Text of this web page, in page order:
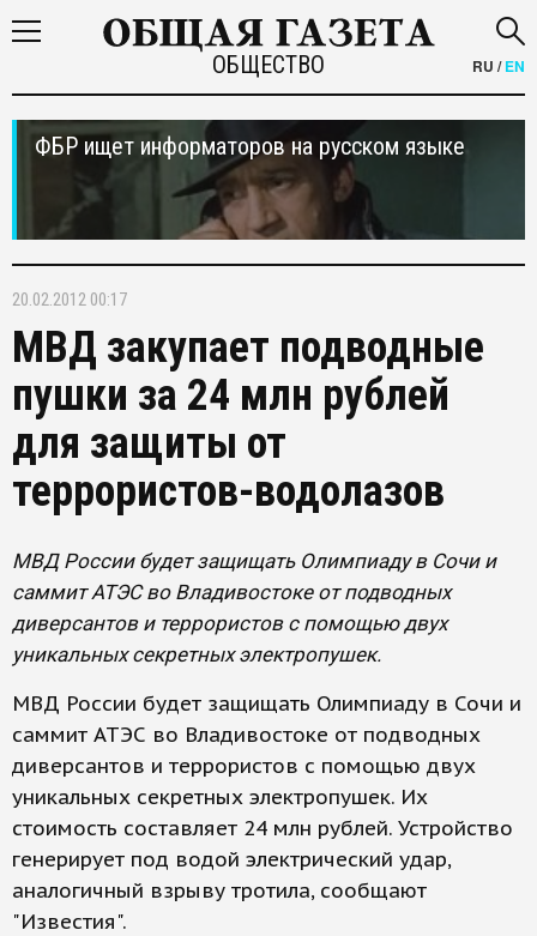
ОБЩЕСТВО RU /EN
ФБР ищет информаторов на русском языке
20.02.2012 00:17
МВД закупает подводные
пушки за 24 млн рублей
для защиты от
террористов-водолазов
МВД России будет защищать Олимпиаду в Сочи и
саммит АТЭС во Владивостоке от подводных
диверсантов и террористов с помощью двух
уникальных секретных электропушек.
МВД России будет защищать Олимпиаду в Сочи и
саммит АТЭС во Владивостоке от подводных
диверсантов и террористов с помощью двух
уникальных секретных электропушек. Их
стоимость составляет 24 млн рублей. Устройство
генерирует под водой электрический удар,
аналогичный взрыву тротила, сообщают
"Известия".